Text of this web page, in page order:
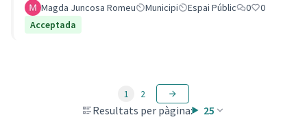
Magda Juncosa Romeu Municipi Espai Públic 0
0
Acceptada
Resultats per pàgina: 25
1 2